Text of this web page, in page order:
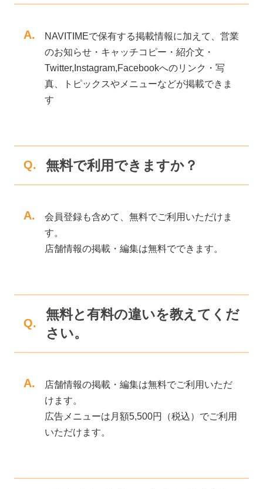
A.
NAVITIMEで保有する掲載情報に加えて、営業
のお知らせ・キャッチコピー・紹介文・
Twitter,Instagram,Facebookへのリンク・写
真、トピックスやメニューなどが掲載できま
す
Q. 無料で利用できますか？
A.
会員登録も含めて、無料でご利用いただけま
す。
店舗情報の掲載・編集は無料でできます。
Q.
無料と有料の違いを教えてくだ
さい。
A.
店舗情報の掲載・編集は無料でご利用いただ
けます。
広告メニューは月額5,500円（税込）でご利用
いただけます。